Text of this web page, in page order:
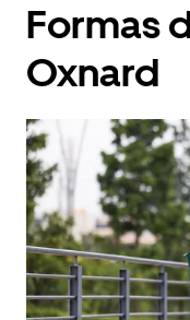
abrir
el
y
fecha.
Pulsa
el
botón
de
escape
para
cerrar
el
calendario.
Formas
Oxnard